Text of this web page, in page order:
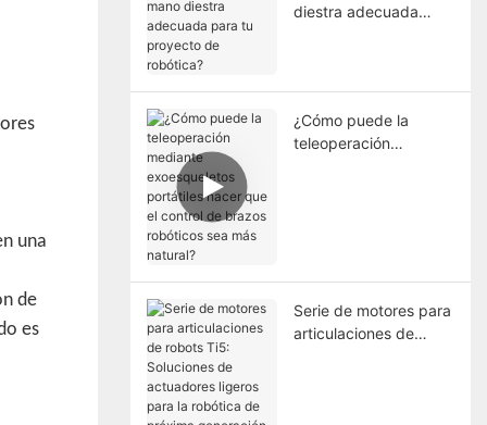
una
de
es
diestra adecuada
¿Cómo puede la
teleoperación
natural?
Serie de motores para
articulaciones de